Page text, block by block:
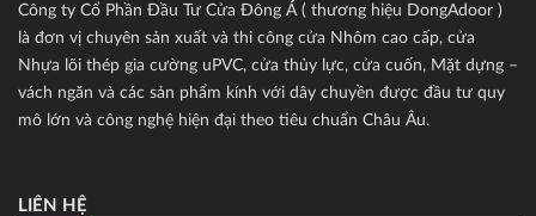
Công ty Cổ Phần Đầu Tư Cửa Đông Á ( thương hiệu DongAdoor )
là đơn vị chuyên sản xuất và thi công cửa Nhôm cao cấp, cửa
Nhựa lõi thép gia cường uPVC, cửa thủy lực, cửa cuốn, Mặt dựng –
vách ngăn và các sản phẩm kính với dây chuyền được đầu tư quy
mô lớn và công nghệ hiện đại theo tiêu chuẩn Châu Âu.
LIÊN HỆ